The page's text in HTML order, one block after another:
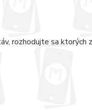
rozhodujte sa